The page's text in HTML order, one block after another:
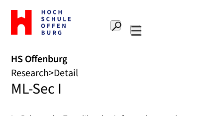
To
the
home
Offenburg
University
of
Applied
Sciences
Search
HS Offenburg
Research Detail
ML-Sec I